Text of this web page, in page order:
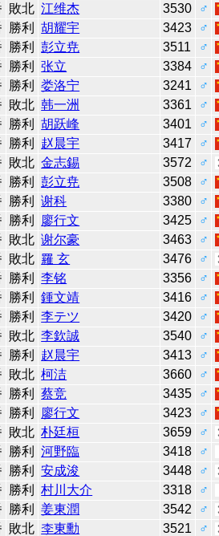
敗北 江维杰 3530
♂
勝利 胡耀宇 3423
♂
勝利 彭立尭 3511
♂
勝利 张立 3384
♂
勝利 娄洛宁 3241
♂
敗北 韩一洲 3361
♂
勝利 胡跃峰 3401
♂
勝利 赵晨宇 3417
♂
敗北 金志錫 3572
♂
勝利 彭立尭 3508
♂
勝利 谢科 3380
♂
勝利 廖行文 3425
♂
敗北 谢尔豪 3463
♂
敗北 羅 玄 3476
♂
勝利 李铭 3356
♂
勝利 鍾文靖 3416
♂
勝利 李テツ 3420
♂
敗北 李欽誠 3540
♂
勝利 赵晨宇 3413
♂
敗北 柯洁 3660
♂
勝利 蔡竞 3435
♂
勝利 廖行文 3423
♂
敗北 朴廷桓 3659
♂
勝利 河野臨 3418
♂
勝利 安成浚 3448
♂
勝利 村川大介 3318
♂
勝利 姜東潤 3542
♂
敗北 李東勳 3521
♂